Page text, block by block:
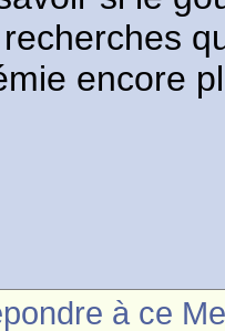
encore
à ce